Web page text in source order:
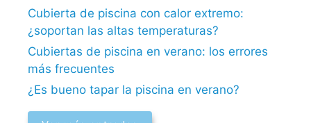
Cubierta de piscina con calor extremo:
¿soportan las altas temperaturas?
Cubiertas de piscina en verano: los errores
más frecuentes
¿Es bueno tapar la piscina en verano?